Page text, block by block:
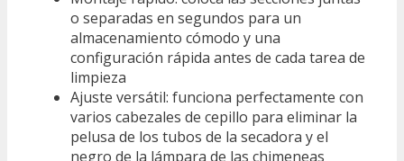
o separadas en segundos para un
almacenamiento cómodo y una
configuración rápida antes de cada tarea de
limpieza
Ajuste versátil: funciona perfectamente con
varios cabezales de cepillo para eliminar la
pelusa de los tubos de la secadora y el
negro de la lámpara de las chimeneas